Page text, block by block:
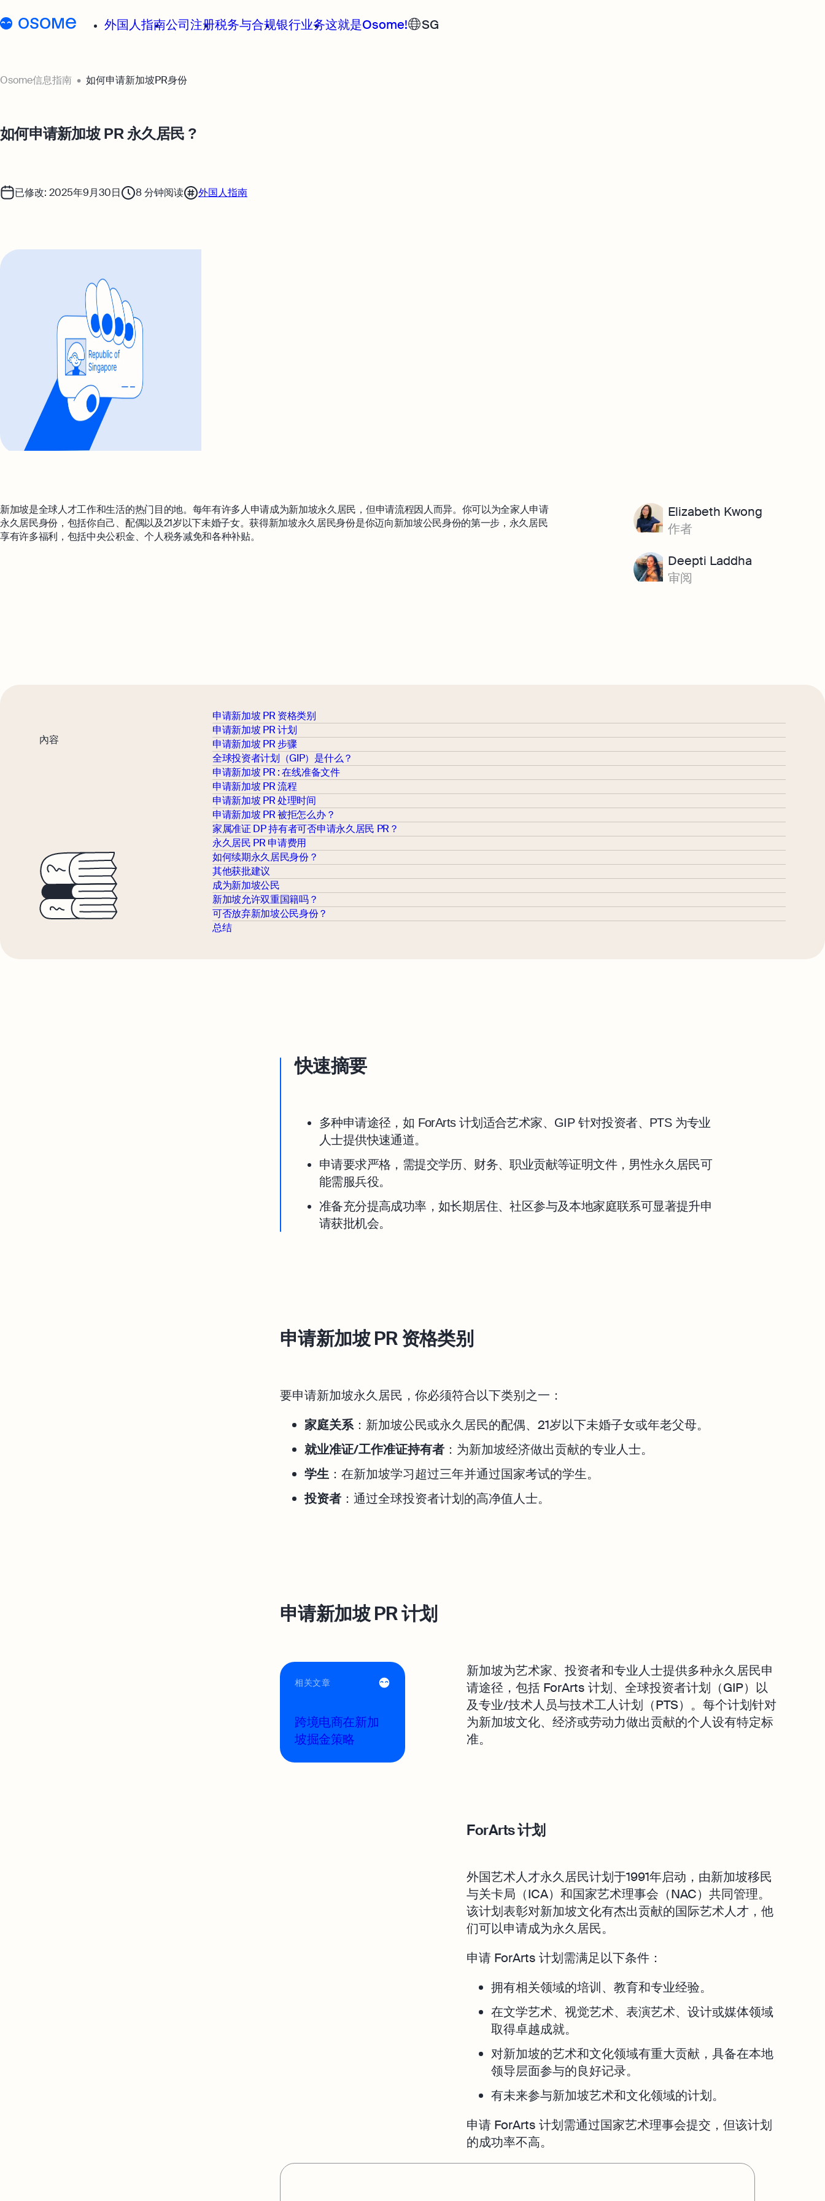
外国人指南公司注册税务与合规银行业务这就是Osome! SG
Osome信息指南 如何申请新加坡PR身份
如何申请新加坡 PR 永久居民 ?
已修改: 2025年9月30日 8分钟阅读 外国人指南
Elizabeth Kwong
作者
Deepti Laddha
审阅
新加坡是全球人才工作和生活的热门目的地。每年有许多人申请成为新加坡永久居民，但申请流程因人而异。你可以为全家人申请
永久居民身份，包括你自己、配偶以及21岁以下未婚子女。获得新加坡永久居民身份是你迈向新加坡公民身份的第一步，永久居民
享有许多福利，包括中央公积金、个人税务减免和各种补贴。
內容
申请新加坡 PR 资格类别
申请新加坡 PR 计划
申请新加坡 PR 步骤
全球投资者计划（GIP）是什么？
申请新加坡 PR : 在线准备文件
申请新加坡 PR 流程
申请新加坡 PR 处理时间
申请新加坡 PR 被拒怎么办？
家属准证 DP 持有者可否申请永久居民 PR？
永久居民 PR 申请费用
如何续期永久居民身份？
其他获批建议
成为新加坡公民
新加坡允许双重国籍吗？
可否放弃新加坡公民身份？
总结
快速摘要
多种申请途径，如 ForArts 计划适合艺术家、GIP 针对投资者、PTS 为专业
人士提供快速通道。
申请要求严格，需提交学历、财务、职业贡献等证明文件，男性永久居民可
能需服兵役。
准备充分提高成功率，如长期居住、社区参与及本地家庭联系可显著提升申
请获批机会。
申请新加坡 PR 资格类别
要申请新加坡永久居民，你必须符合以下类别之一：
家庭关系：新加坡公民或永久居民的配偶、21岁以下未婚子女或年老父母。
就业准证/工作准证持有者 ：为新加坡经济做出贡献的专业人士。
学生 ：在新加坡学习超过三年并通过国家考试的学生。
投资者 ：通过全球投资者计划的高净值人士。
申请新加坡 PR 计划
新加坡为艺术家、投资者和专业人士提供多种永久居民申
请途径，包括 ForArts 计划、全球投资者计划（GIP）以
及专业/技术人员与技术工人计划（PTS）。每个计划针对
为新加坡文化、经济或劳动力做出贡献的个人设有特定标
准。
ForArts 计划
外国艺术人才永久居民计划于1991年启动，由新加坡移民
与关卡局（ICA）和国家艺术理事会（NAC）共同管理。
该计划表彰对新加坡文化有杰出贡献的国际艺术人才，他
们可以申请成为永久居民。
申请 ForArts 计划需满足以下条件：
拥有相关领域的培训、教育和专业经验。
在文学艺术、视觉艺术、表演艺术、设计或媒体领域
取得卓越成就。
对新加坡的艺术和文化领域有重大贡献，具备在本地
领导层面参与的良好记录。
有未来参与新加坡艺术和文化领域的计划。
申请 ForArts 计划需通过国家艺术理事会提交，但该计划
的成功率不高。
相关文章
跨境电商在新加
坡掘金策略